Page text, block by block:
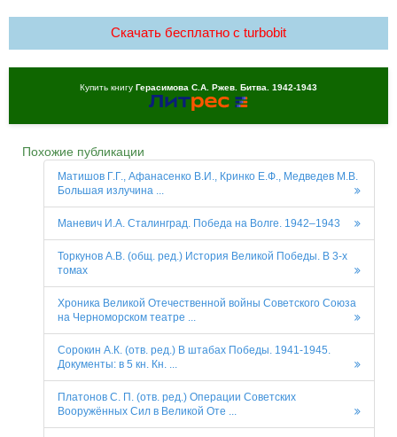
Скачать бесплатно c turbobit
Купить книгу Герасимова С.А. Ржев. Битва. 1942-1943
Похожие публикации
Матишов Г.Г., Афанасенко В.И., Кринко Е.Ф., Медведев М.В.
Большая излучина ...
Маневич И.А. Сталинград. Победа на Волге. 1942–1943
Торкунов А.В. (общ. ред.) История Великой Победы. В 3-х
томах
Хроника Великой Отечественной войны Советского Союза
на Черноморском театре ...
Сорокин А.К. (отв. ред.) В штабах Победы. 1941-1945.
Документы: в 5 кн. Кн. ...
Платонов С. П. (отв. ред.) Операции Советских
Вооружённых Сил в Великой Оте ...